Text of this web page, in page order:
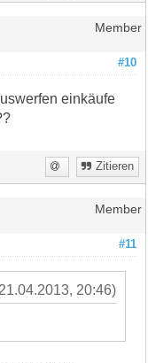
Member
#10
einkäufe
Zitieren
Member
#11
20:46)